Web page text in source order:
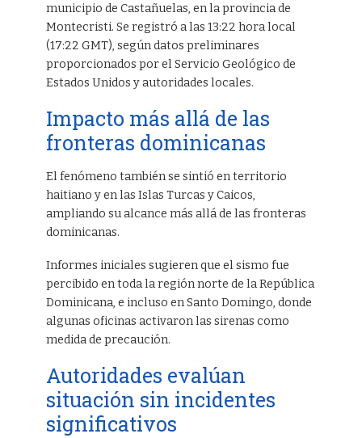
municipio de Castañuelas, en la provincia de
Montecristi. Se registró a las 13:22 hora local
(17:22 GMT), según datos preliminares
proporcionados por el Servicio Geológico de
Estados Unidos y autoridades locales.
Impacto más allá de las
fronteras dominicanas
El fenómeno también se sintió en territorio
haitiano y en las Islas Turcas y Caicos,
ampliando su alcance más allá de las fronteras
dominicanas.
Informes iniciales sugieren que el sismo fue
percibido en toda la región norte de la República
Dominicana, e incluso en Santo Domingo, donde
algunas oficinas activaron las sirenas como
medida de precaución.
Autoridades evalúan
situación sin incidentes
significativos